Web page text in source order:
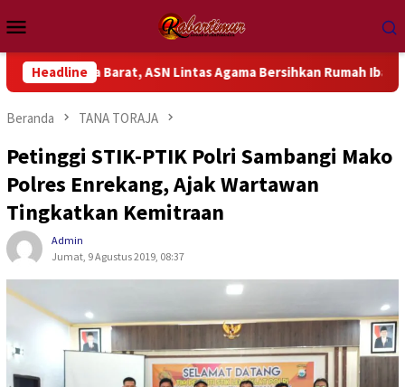
ke
kontenMobile
Headline
Papua Barat, ASN Lintas Agama Bersihkan Rumah Ibadah
Beranda TANA TORAJA
Petinggi STIK-PTIK Polri Sambangi Mako
Polres Enrekang, Ajak Wartawan
Tingkatkan Kemitraan
Admin
Jumat, 9 Agustus 2019, 08:37